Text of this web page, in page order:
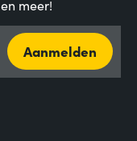
meer!
Aanmelden